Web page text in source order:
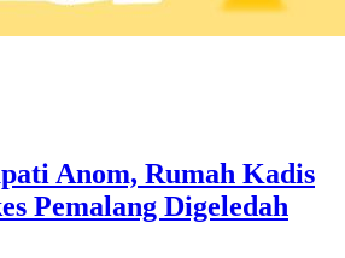
Anom, Rumah Kadis
Pemalang Digeledah